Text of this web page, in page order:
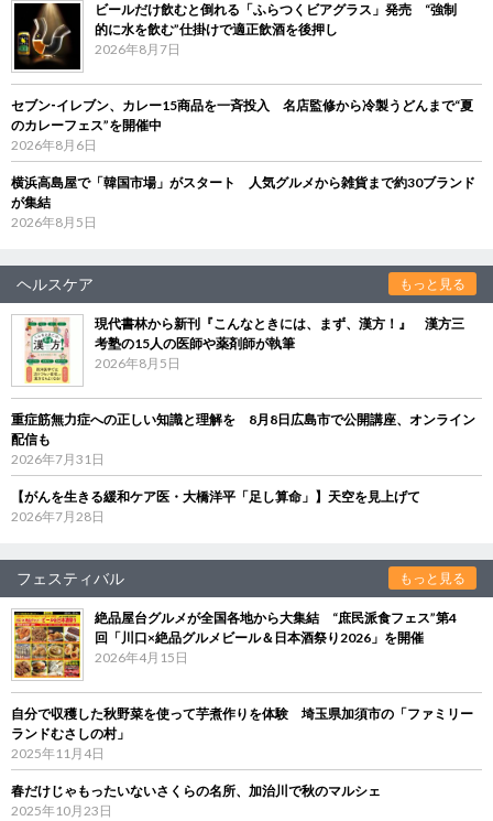
ビールだけ飲むと倒れる「ふらつくビアグラス」発売 “強制
的に水を飲む”仕掛けで適正飲酒を後押し
2026年8月7日
セブン‐イレブン、カレー15商品を一斉投入 名店監修から冷製うどんまで“夏
のカレーフェス”を開催中
2026年8月6日
横浜高島屋で「韓国市場」がスタート 人気グルメから雑貨まで約30ブランド
が集結
2026年8月5日
ヘルスケア もっと見る
現代書林から新刊『こんなときには、まず、漢方！』 漢方三
考塾の15人の医師や薬剤師が執筆
2026年8月5日
重症筋無力症への正しい知識と理解を 8月8日広島市で公開講座、オンライン
配信も
2026年7月31日
【がんを生きる緩和ケア医・大橋洋平「足し算命」】天空を見上げて
2026年7月28日
フェスティバル もっと見る
絶品屋台グルメが全国各地から大集結 “庶民派食フェス”第4
回「川口×絶品グルメビール＆日本酒祭り2026」を開催
2026年4月15日
自分で収穫した秋野菜を使って芋煮作りを体験 埼玉県加須市の「ファミリー
ランドむさしの村」
2025年11月4日
春だけじゃもったいないさくらの名所、加治川で秋のマルシェ
2025年10月23日